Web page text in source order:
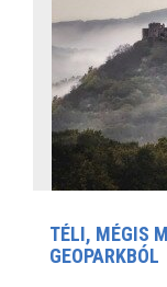
TÉLI, MÉGIS
GEOPARKBÓL